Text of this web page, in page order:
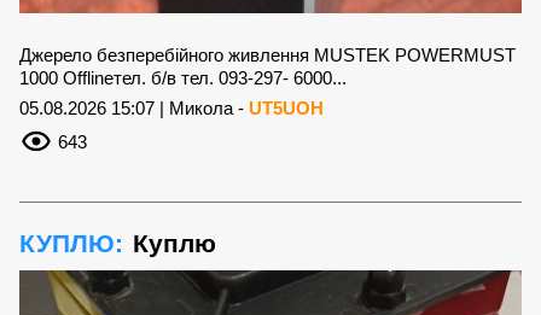
Джерело безперебійного живлення MUSTEK POWERMUST
1000 Offlineтел. б/в тел. 093-297- 6000...
05.08.2026 15:07 | Микола - UT5UOH
643
КУПЛЮ: Куплю